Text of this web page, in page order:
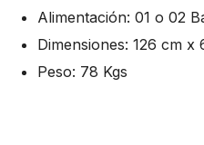
Alimentación: 01 o 02
Dimensiones: 126 cm x
Peso: 78 Kgs